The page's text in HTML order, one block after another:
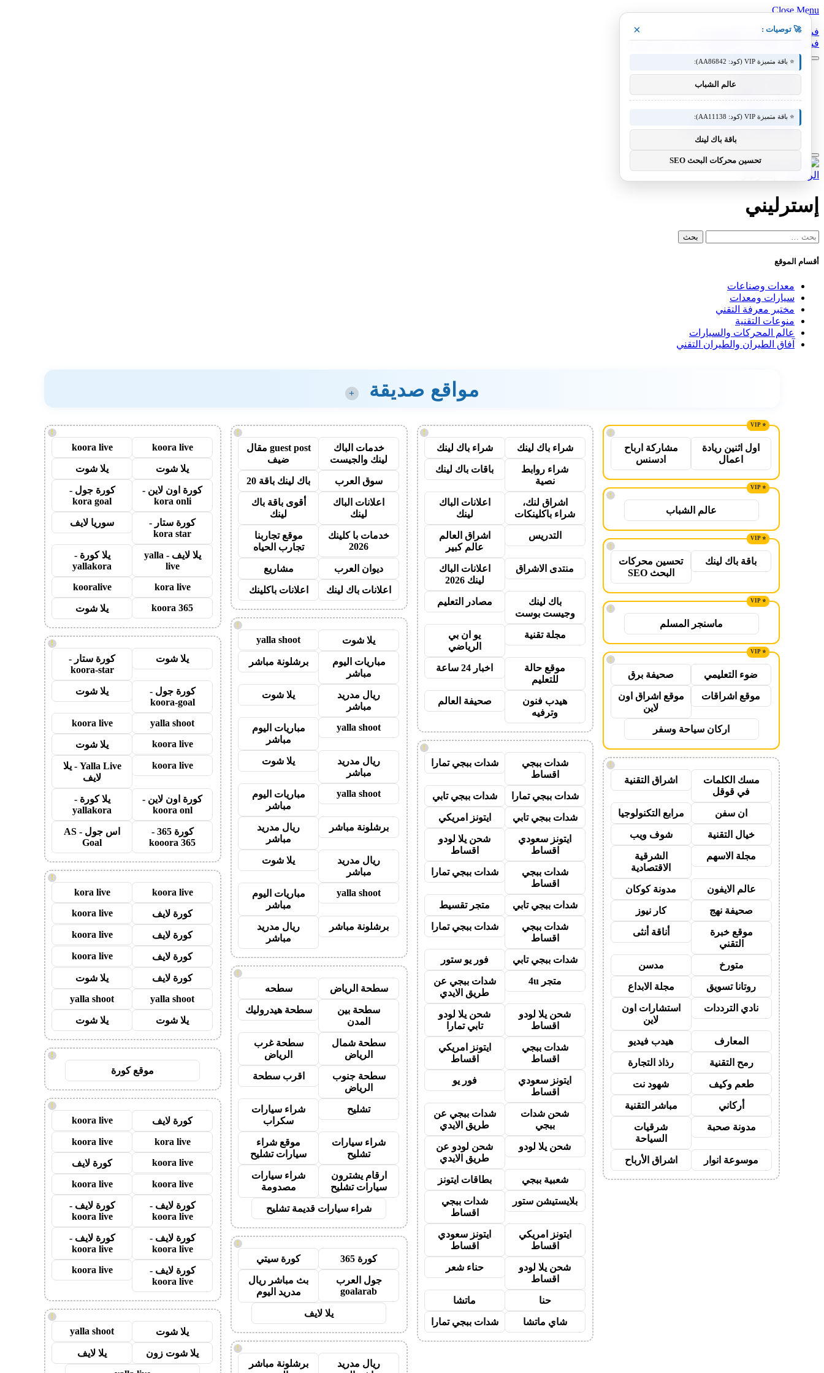
Close Menu
فيسبوك X (Twitter)
فيسبوك X (Twitter) الانستغرام بينتيريست فيميو
معدات وصناعات
سيارات ومعدات
مختبر معرفة التقني
عالم المحركات والسيارات
آفاق الطيران والطيران التقني
الرئيسية
إسترليني
البحث
أقسام الموقع
معدات وصناعات
سيارات ومعدات
مختبر معرفة التقني
منوعات التقنية
عالم المحركات والسيارات
آفاق الطيران والطيران التقني
مواقع صديقة +
!
اول اثنين ريادة
اعمال
مشاركة ارباح
ادسنس
!
عالم الشباب
!
باقة باك لينك
تحسين محركات
البحث SEO
!
ماسنجر المسلم
!
ضوء التعليمي صحيفة برق
موقع اشراقات
موقع اشراق اون
لاين
اركان سياحة وسفر
!
مسك الكلمات
في قوقل
اشراق التقنية
ان سفن مرابع التكنولوجيا
خيال التقنية شوف ويب
مجلة الاسهم
الشرقية
الاقتصادية
عالم الايفون مدونة كوكان
صحيفة نهج كار نيوز
موقع خبرة
التقني
أناقة أنثى
متورخ مدسن
روتانا تسويق مجلة الابداع
نادي الترددات
استشارات اون
لاين
المعارف هيدب فيديو
رمح التقنية رذاذ التجارة
طعم وكيف شهود نت
أركاني مباشر التقنية
مدونة صحبة
شرقيات
السياحة
موسوعة انوار اشراق الأرباح
!
شراء باك لينك شراء باك لينك
شراء روابط
نصية
باقات باك لينك
اشراق لنك،
شراء باكلينكات
اعلانات الباك
لينك
التدريس
اشراق العالم
عالم كبير
منتدى الاشراق
اعلانات الباك
لينك 2026
باك لينك
وجيست بوست
مصادر التعليم
مجلة تقنية
يو ان بي
الرياضي
موقع حالة
للتعليم
اخبار 24 ساعة
هيدب فنون
وترفيه
صحيفة العالم
!
شدات ببجي
اقساط
شدات ببجي تمارا
شدات ببجي تمارا شدات ببجي تابي
شدات ببجي تابي ايتونز امريكي
ايتونز سعودي
اقساط
شحن يلا لودو
اقساط
شدات ببجي
اقساط
شدات ببجي تمارا
شدات ببجي تابي متجر تقسيط
شدات ببجي
اقساط
شدات ببجي تمارا
شدات ببجي تابي فور يو ستور
متجر 4u
شدات ببجي عن
طريق الايدي
شحن يلا لودو
اقساط
شحن يلا لودو
تابي تمارا
شدات ببجي
اقساط
ايتونز امريكي
اقساط
ايتونز سعودي
اقساط
فور يو
شحن شدات
ببجي
شدات ببجي عن
طريق الايدي
شحن يلا لودو
شحن لودو عن
طريق الايدي
شعبية ببجي بطاقات ايتونز
بلايستيشن ستور
شدات ببجي
اقساط
ايتونز امريكي
اقساط
ايتونز سعودي
اقساط
شحن يلا لودو
اقساط
حناء شعر
حنا ماتشا
شاي ماتشا شدات ببجي تمارا
!
خدمات الباك
لينك والجيست
guest post مقال
ضيف
سوق العرب باك لينك باقة 20
اعلانات الباك
لينك
أقوى باقة باك
لينك
خدمات با كلينك
2026
موقع تجاربنا
تجارب الحياه
ديوان العرب مشاريع
اعلانات باك لينك اعلانات باكلينك
!
يلا شوت yalla shoot
مباريات اليوم
مباشر
برشلونة مباشر
ريال مدريد
مباشر
يلا شوت
yalla shoot
مباريات اليوم
مباشر
ريال مدريد
مباشر
يلا شوت
yalla shoot
مباريات اليوم
مباشر
برشلونة مباشر
ريال مدريد
مباشر
ريال مدريد
مباشر
يلا شوت
yalla shoot
مباريات اليوم
مباشر
برشلونة مباشر
ريال مدريد
مباشر
!
سطحة الرياض سطحه
سطحة بين
المدن
سطحة هيدروليك
سطحة شمال
الرياض
سطحة غرب
الرياض
سطحة جنوب
الرياض
اقرب سطحة
تشليح
شراء سيارات
سكراب
شراء سيارات
تشليح
موقع شراء
سيارات تشليح
ارقام يشترون
سيارات تشليح
شراء سيارات
مصدومة
شراء سيارات قديمة تشليح
!
كورة 365 كورة سيتي
جول العرب
goalarab
بث مباشر ريال
مدريد اليوم
يلا لايف
!
ريال مدريد
برشلونة مباشر
!
koora live
koora live
يلا شوت يلا شوت
كورة اون لاين -
kora onli
كورة جول -
kora goal
كورة ستار -
kora star
سوريا لايف
يلا لايف - yalla
live
يلا كورة -
yallakora
kora live
kooralive
koora 365
يلا شوت
!
يلا شوت
كورة ستار -
koora-star
كورة جول -
koora-goal
يلا شوت
yalla shoot
koora live
koora live
يلا شوت
koora live
Yalla Live - يلا
لايف
كورة اون لاين -
koora onl
يلا كورة -
yallakora
كورة 365 -
kooora 365
اس جول - AS
Goal
!
koora live
kora live
كورة لايف koora live
كورة لايف koora live
كورة لايف koora live
كورة لايف
يلا شوت
yalla shoot
yalla shoot
يلا شوت يلا شوت
!
موقع كورة
!
كورة لايف koora live
kora live
koora live
koora live
كورة لايف
koora live
koora live
كورة لايف -
koora live
كورة لايف -
koora live
كورة لايف -
koora live
كورة لايف -
koora live
كورة لايف -
koora live
koora live
!
يلا شوت yalla shoot
يلا شوت زون
يلا لايف
🚀 توصيات : ×
⭐ باقة متميزة VIP (كود: AA86842):
عالم الشباب
⭐ باقة متميزة VIP (كود: AA11138):
باقة باك لينك
تحسين محركات البحث SEO